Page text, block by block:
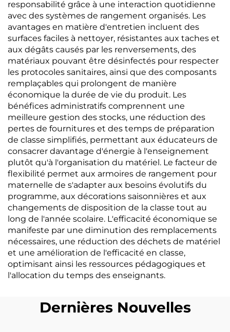
responsabilité grâce à une interaction quotidienne
avec des systèmes de rangement organisés. Les
avantages en matière d'entretien incluent des
surfaces faciles à nettoyer, résistantes aux taches et
aux dégâts causés par les renversements, des
matériaux pouvant être désinfectés pour respecter
les protocoles sanitaires, ainsi que des composants
remplaçables qui prolongent de manière
économique la durée de vie du produit. Les
bénéfices administratifs comprennent une
meilleure gestion des stocks, une réduction des
pertes de fournitures et des temps de préparation
de classe simplifiés, permettant aux éducateurs de
consacrer davantage d'énergie à l'enseignement
plutôt qu'à l'organisation du matériel. Le facteur de
flexibilité permet aux armoires de rangement pour
maternelle de s'adapter aux besoins évolutifs du
programme, aux décorations saisonnières et aux
changements de disposition de la classe tout au
long de l'année scolaire. L'efficacité économique se
manifeste par une diminution des remplacements
nécessaires, une réduction des déchets de matériel
et une amélioration de l'efficacité en classe,
optimisant ainsi les ressources pédagogiques et
l'allocation du temps des enseignants.
Dernières Nouvelles